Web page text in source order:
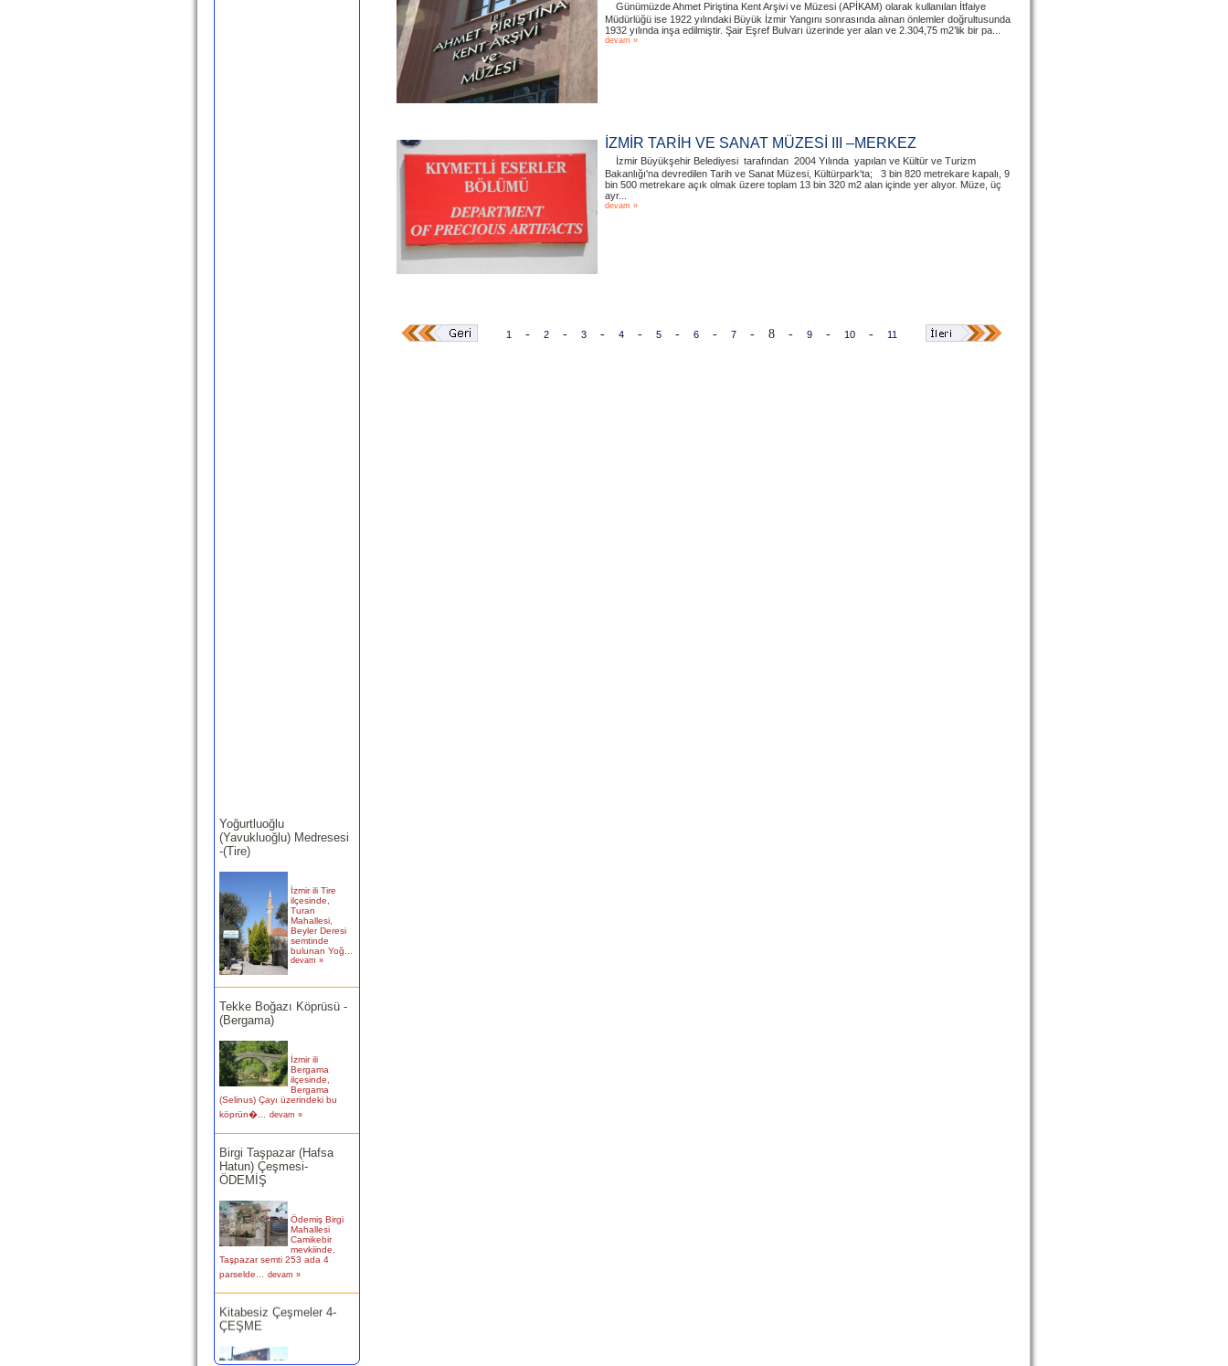
(Yavukluoğlu) Medresesi
-(Tire)
ilçesinde,
Turan
Mahallesi,
Beyler Deresi
semtinde
bulunan Yoğ...
devam »
Tekke Boğazı Köprüsü -
(Bergama)
Bergama
ilçesinde,
Bergama
(Selinus) Çayı üzerindeki bu
köprün�... devam »
Birgi Taşpazar (Hafsa
Hatun) Çeşmesi-
ÖDEMİŞ
Mahallesi
Camikebir
mevkiinde,
Taşpazar semti 253 ada 4
parselde... devam »
Kitabesiz Çeşmeler 4-
ÇEŞME
Günümüzde Ahmet Piriştina Kent Arşivi ve Müzesi (APİKAM) olarak kullanılan İtfaiye
Müdürlüğü ise 1922 yılındaki Büyük İzmir Yangını sonrasında alınan önlemler doğrultusunda
1932 yılında inşa edilmiştir. Şair Eşref Bulvarı üzerinde yer alan ve 2.304,75 m2’lik bir pa...
devam »
İZMİR TARİH VE SANAT MÜZESİ III –MERKEZ
İzmir Büyükşehir Belediyesi tarafından 2004 Yılında yapılan ve Kültür ve Turizm
Bakanlığı'na devredilen Tarih ve Sanat Müzesi, Kültürpark'ta; 3 bin 820 metrekare kapalı, 9
bin 500 metrekare açık olmak üzere toplam 13 bin 320 m2 alan içinde yer alıyor. Müze, üç
ayr...
devam »
1 - 2 - 3 - 4 - 5 - 6 - 7 - 8 - 9 - 10 - 11